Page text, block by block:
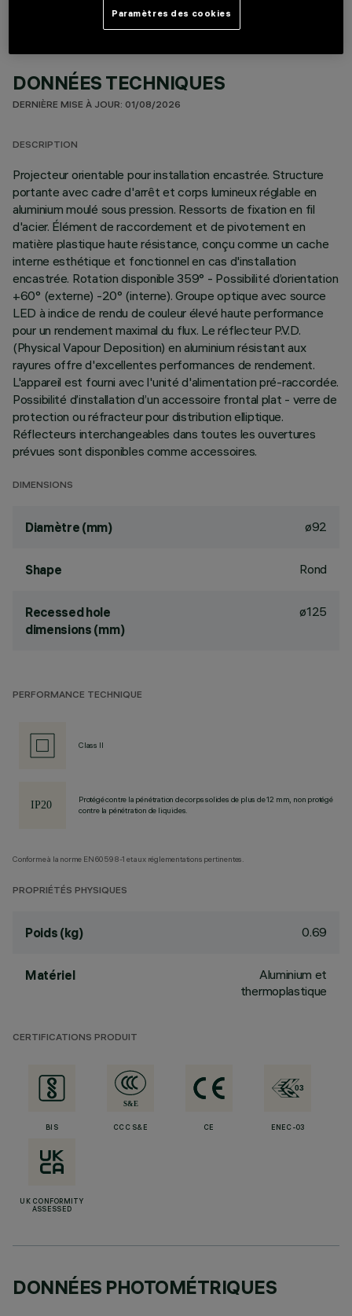
DONNÉES TECHNIQUES
DERNIÈRE MISE À JOUR: 01/08/2026
DESCRIPTION
Projecteur orientable pour installation encastrée. Structure
portante avec cadre d'arrêt et corps lumineux réglable en
aluminium moulé sous pression. Ressorts de fixation en fil
d'acier. Élément de raccordement et de pivotement en
matière plastique haute résistance, conçu comme un cache
interne esthétique et fonctionnel en cas d'installation
encastrée. Rotation disponible 359° - Possibilité d’orientation
+60° (externe) -20° (interne). Groupe optique avec source
LED à indice de rendu de couleur élevé haute performance
pour un rendement maximal du flux. Le réflecteur P.V.D.
(Physical Vapour Deposition) en aluminium résistant aux
rayures offre d'excellentes performances de rendement.
L'appareil est fourni avec l'unité d'alimentation pré-raccordée.
Possibilité d’installation d’un accessoire frontal plat - verre de
protection ou réfracteur pour distribution elliptique.
Réflecteurs interchangeables dans toutes les ouvertures
prévues sont disponibles comme accessoires.
DIMENSIONS
Diamètre (mm) ø92
Shape Rond
Recessed hole
dimensions (mm)
ø125
PERFORMANCE TECHNIQUE
Class II
Protégé contre la pénétration de corps solides de plus de 12 mm, non protégé
contre la pénétration de liquides.
Conforme à la norme EN60598-1 et aux réglementations pertinentes.
PROPRIÉTÉS PHYSIQUES
Poids (kg) 0.69
Matériel
Aluminium et
thermoplastique
CERTIFICATIONS PRODUIT
BIS CCC S&E CE ENEC-03
UK CONFORMITY
ASSESSED
DONNÉES PHOTOMÉTRIQUES
Paramètres des cookies